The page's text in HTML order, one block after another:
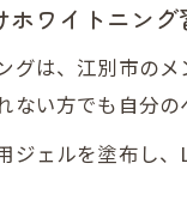
ホワイトニング
グは、江別市の
い方でも自分の
ジェルを塗布し